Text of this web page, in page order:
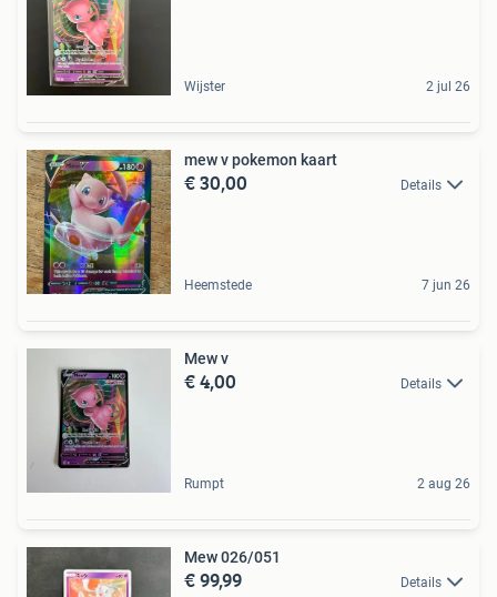
Wijster 2 jul 26
mew v pokemon kaart
€ 30,00 Details
Heemstede 7 jun 26
Mew v
€ 4,00 Details
Rumpt 2 aug 26
Mew 026/051
€ 99,99 Details